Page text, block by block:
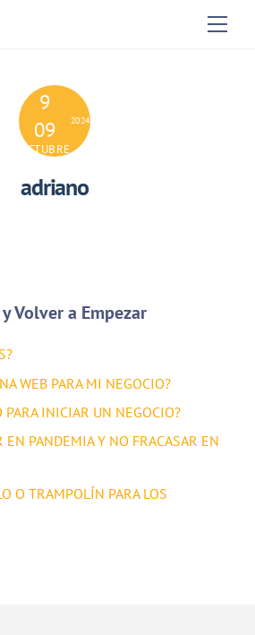
9
09
OCTUBRE
2024
adriano
Volver a Empezar
WEB PARA MI NEGOCIO?
PARA INICIAR UN NEGOCIO?
EN PANDEMIA Y NO FRACASAR EN
O TRAMPOLÍN PARA LOS